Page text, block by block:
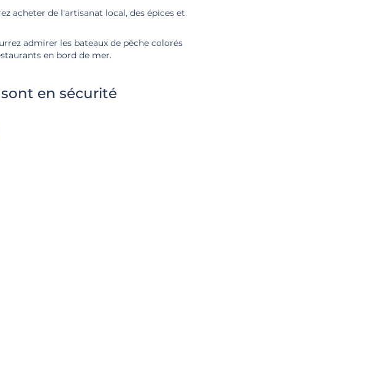
acheter de l'artisanat local, des épices et
admirer les bateaux de pêche colorés
en bord de mer.
en sécurité